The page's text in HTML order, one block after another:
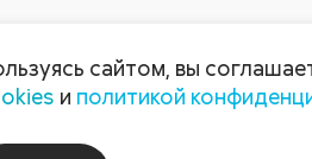
Пресс-
сайтом, вы
и политикой